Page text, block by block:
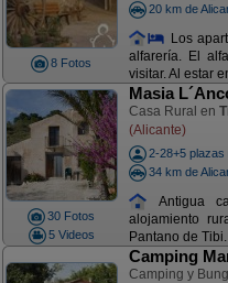
8 Fotos
20 km de
Los
alfarería. El
visitar. Al estar
30 Fotos
5 Videos
Masia
Casa Rural en
(Alicante)
2-28+5 plazas
34 km de
Antigua
alojamiento
Pantano de
Camping
Camping y